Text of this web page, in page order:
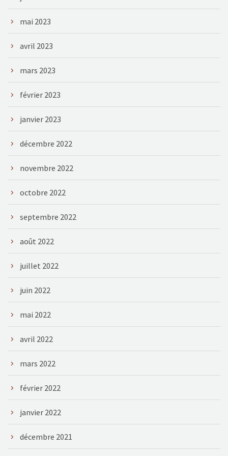
mai 2023
avril 2023
mars 2023
février 2023
janvier 2023
décembre 2022
novembre 2022
octobre 2022
septembre 2022
août 2022
juillet 2022
juin 2022
mai 2022
avril 2022
mars 2022
février 2022
janvier 2022
décembre 2021